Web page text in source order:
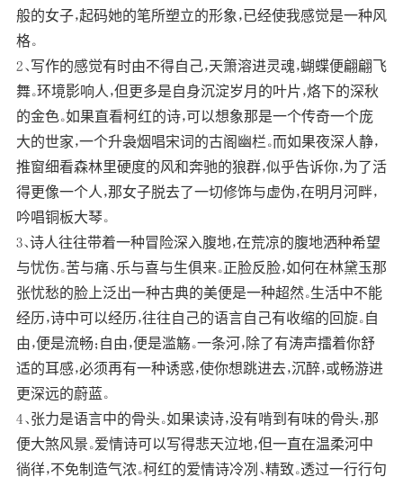
般的女子，起码她的笔所塑立的形象，已经使我感觉是一种风
格。
2、写作的感觉有时由不得自己，天箫溶进灵魂，蝴蝶便翩翩飞
舞。环境影响人，但更多是自身沉淀岁月的叶片，烙下的深秋
的金色。如果直看柯红的诗，可以想象那是一个传奇一个庞
大的世家，一个升袅烟唱宋词的古阁幽栏。而如果夜深人静，
推窗细看森林里硬度的风和奔驰的狼群，似乎告诉你，为了活
得更像一个人，那女子脱去了一切修饰与虚伪，在明月河畔，
吟唱铜板大琴。
3、诗人往往带着一种冒险深入腹地，在荒凉的腹地洒种希望
与忧伤。苦与痛、乐与喜与生俱来。正脸反脸，如何在林黛玉那
张忧愁的脸上泛出一种古典的美便是一种超然。生活中不能
经历，诗中可以经历，往往自己的语言自己有收缩的回旋。自
由，便是流畅；自由，便是滥觞。一条河，除了有涛声擂着你舒
适的耳感，必须再有一种诱惑，使你想跳进去，沉醉，或畅游进
更深远的蔚蓝。
4、张力是语言中的骨头。如果读诗，没有啃到有味的骨头，那
便大煞风景。爱情诗可以写得悲天泣地，但一直在温柔河中
徜徉，不免制造气浓。柯红的爱情诗冷冽、精致。透过一行行句